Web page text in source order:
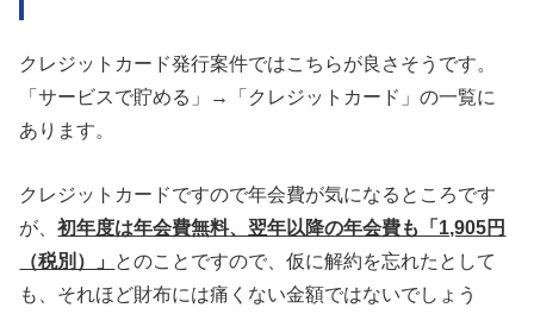
クレジットカード発行案件ではこちらが良さそうです。
「サービスで貯める」→「クレジットカード」の一覧に
あります。
クレジットカードですので年会費が気になるところです
が、初年度は年会費無料、翌年以降の年会費も「1,905円
（税別）」 とのことですので、仮に解約を忘れたとして
も、それほど財布には痛くない金額ではないでしょう